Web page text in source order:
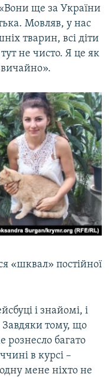
«Вони ще за України
Мовляв, у нас
тварин, всі діти
не чисто. Я це як
«шквал» постійної
і знайомі, і
тому, що
багато
в курсі –
мене ніхто не